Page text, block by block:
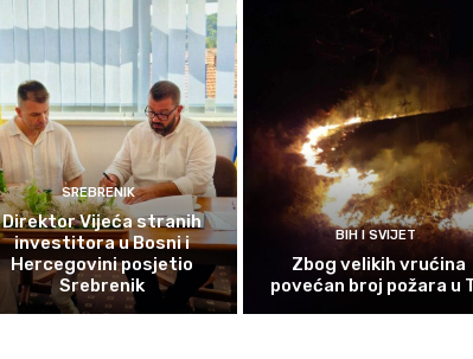
SREBRENIK
Direktor Vijeća stranih
investitora u Bosni i
Hercegovini posjetio
Srebrenik
BIH I SVIJET
Zbog velikih vrućina
povećan broj požara u